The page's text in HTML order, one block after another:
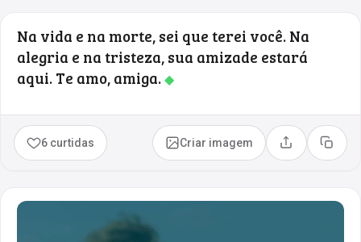
Na vida e na morte, sei que terei você. Na
alegria e na tristeza, sua amizade estará
aqui. Te amo, amiga.◆
6 curtidas Criar imagem Compartilhar
Copiar